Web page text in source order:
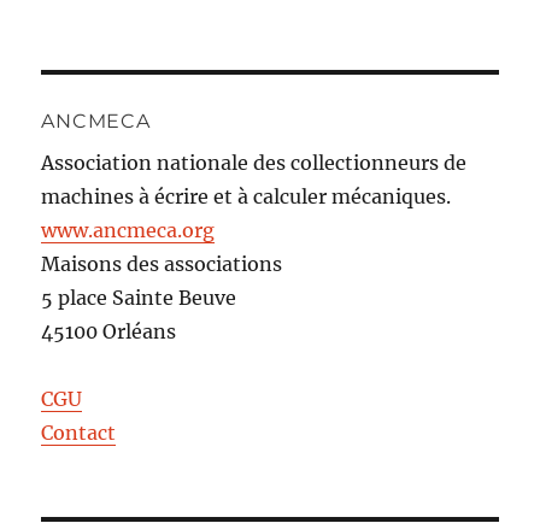
ANCMECA
Association nationale des collectionneurs de
machines à écrire et à calculer mécaniques.
www.ancmeca.org
Maisons des associations
5 place Sainte Beuve
45100 Orléans
CGU
Contact